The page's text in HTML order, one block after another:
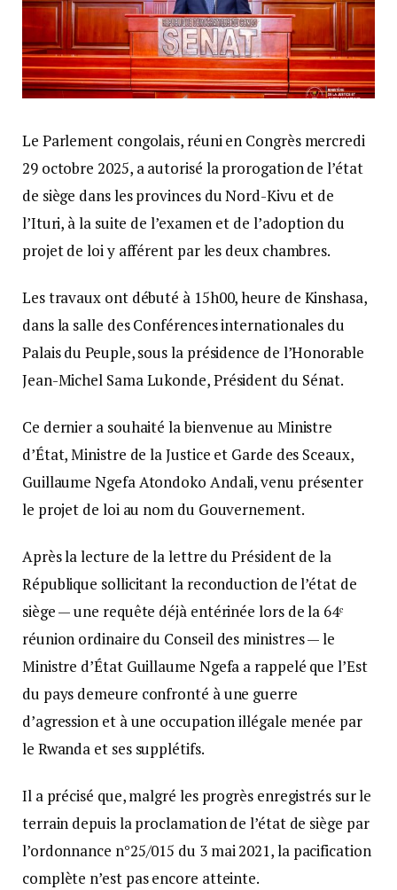
Le Parlement congolais, réuni en Congrès mercredi
29 octobre 2025, a autorisé la prorogation de l’état
de siège dans les provinces du Nord-Kivu et de
l’Ituri, à la suite de l’examen et de l’adoption du
projet de loi y afférent par les deux chambres.
Les travaux ont débuté à 15h00, heure de Kinshasa,
dans la salle des Conférences internationales du
Palais du Peuple, sous la présidence de l’Honorable
Jean-Michel Sama Lukonde, Président du Sénat.
Ce dernier a souhaité la bienvenue au Ministre
d’État, Ministre de la Justice et Garde des Sceaux,
Guillaume Ngefa Atondoko Andali, venu présenter
le projet de loi au nom du Gouvernement.
Après la lecture de la lettre du Président de la
République sollicitant la reconduction de l’état de
siège — une requête déjà entérinée lors de la 64ᵉ
réunion ordinaire du Conseil des ministres — le
Ministre d’État Guillaume Ngefa a rappelé que l’Est
du pays demeure confronté à une guerre
d’agression et à une occupation illégale menée par
le Rwanda et ses supplétifs.
Il a précisé que, malgré les progrès enregistrés sur le
terrain depuis la proclamation de l’état de siège par
l’ordonnance n°25/015 du 3 mai 2021, la pacification
complète n’est pas encore atteinte.